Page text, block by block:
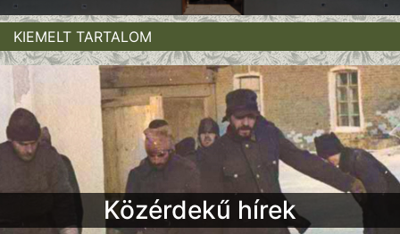
KIEMELT TARTALOM
Közérdekű hírek